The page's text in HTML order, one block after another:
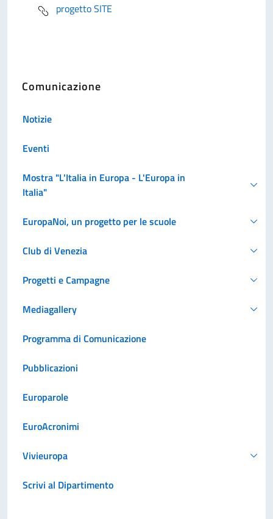
progetto SITE
Comunicazione
Notizie
Eventi
Mostra "L'Italia in Europa - L'Europa in
Italia"
EuropaNoi, un progetto per le scuole
Club di Venezia
Progetti e Campagne
Mediagallery
Programma di Comunicazione
Pubblicazioni
Europarole
EuroAcronimi
Vivieuropa
Scrivi al Dipartimento